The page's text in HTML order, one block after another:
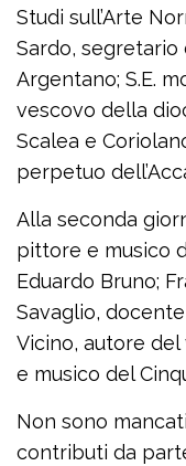
Studi sull’Arte
Sardo, segretario
Argentano; S.E.
vescovo della
Scalea e
perpetuo
Alla seconda
pittore e musico
Eduardo Bruno;
Savaglio,
Vicino, autore
e musico del
Non sono
contributi da